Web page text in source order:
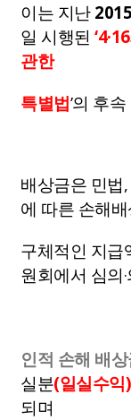
이는 지난
일 시행된
관한
특별법’의 후
배상금은 민법
에 따른 손해
구체적인 지급
원회에서 심의
인적 손해 배
실분(일실수익)
되며